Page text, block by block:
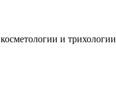
и трихологии